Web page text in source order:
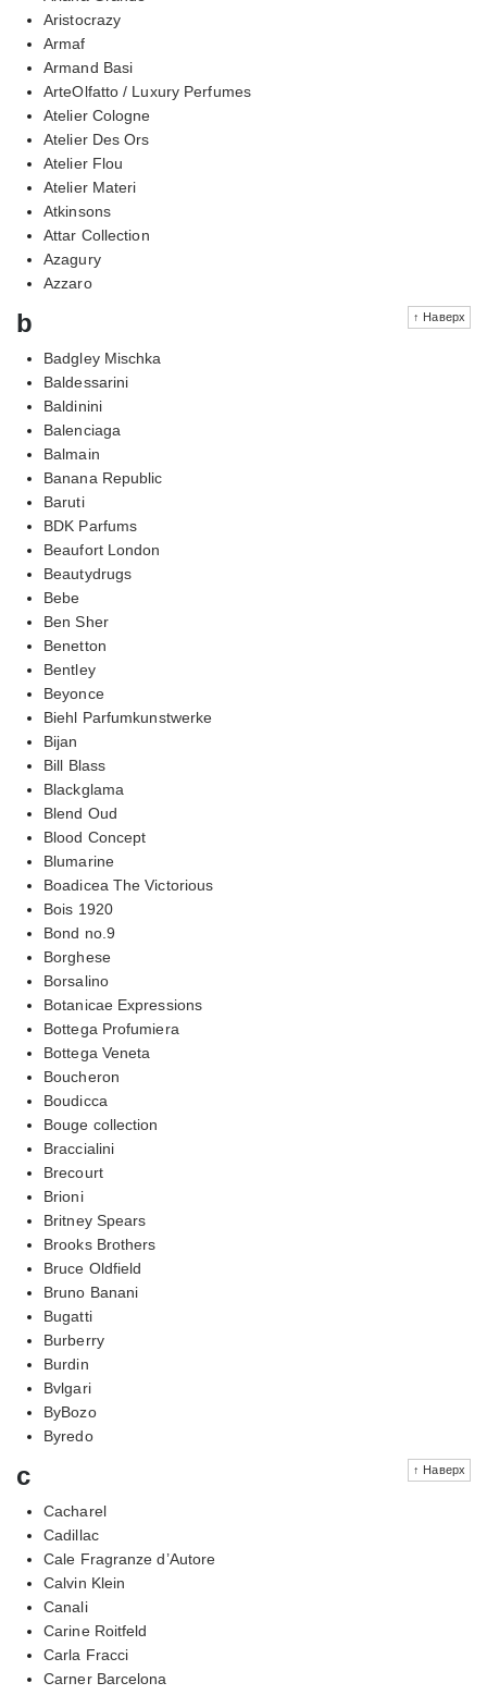
Aristocrazy
Armaf
Armand Basi
ArteOlfatto / Luxury Perfumes
Atelier Cologne
Atelier Des Ors
Atelier Flou
Atelier Materi
Atkinsons
Attar Collection
Azagury
Azzaro
↑ Наверх
b
Badgley Mischka
Baldessarini
Baldinini
Balenciaga
Balmain
Banana Republic
Baruti
BDK Parfums
Beaufort London
Beautydrugs
Bebe
Ben Sher
Benetton
Bentley
Beyonce
Biehl Parfumkunstwerke
Bijan
Bill Blass
Blackglama
Blend Oud
Blood Concept
Blumarine
Boadicea The Victorious
Bois 1920
Bond no.9
Borghese
Borsalino
Botanicae Expressions
Bottega Profumiera
Bottega Veneta
Boucheron
Boudicca
Bouge collection
Braccialini
Brecourt
Brioni
Britney Spears
Brooks Brothers
Bruce Oldfield
Bruno Banani
Bugatti
Burberry
Burdin
Bvlgari
ByBozo
Byredo
↑ Наверх
c
Cacharel
Cadillac
Cale Fragranze d’Autore
Calvin Klein
Canali
Carine Roitfeld
Carla Fracci
Carner Barcelona